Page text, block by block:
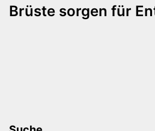
Brüste sorgen für